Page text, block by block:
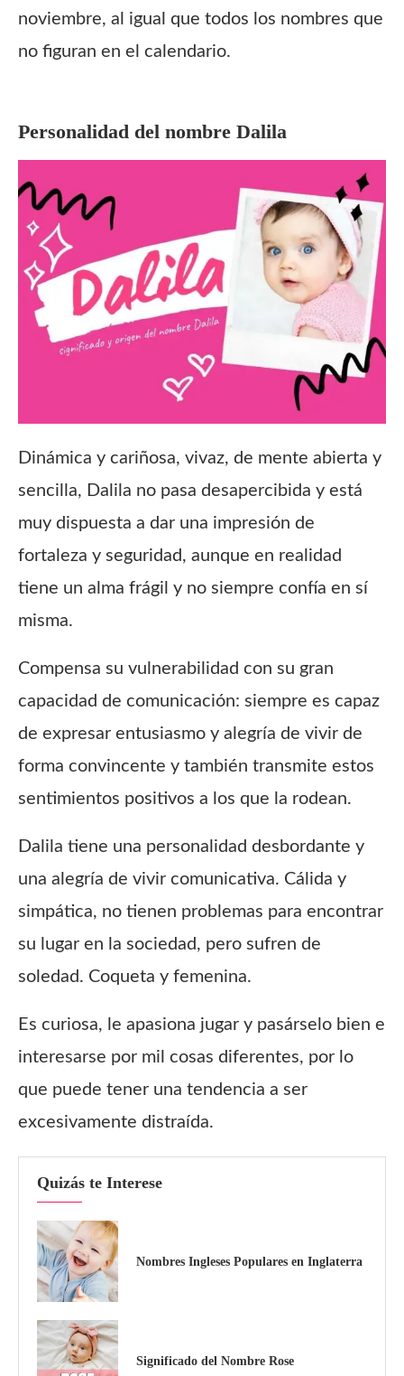
noviembre, al igual que todos los nombres que
no figuran en el calendario.
Personalidad del nombre Dalila
Dinámica y cariñosa, vivaz, de mente abierta y
sencilla, Dalila no pasa desapercibida y está
muy dispuesta a dar una impresión de
fortaleza y seguridad, aunque en realidad
tiene un alma frágil y no siempre confía en sí
misma.
Compensa su vulnerabilidad con su gran
capacidad de comunicación: siempre es capaz
de expresar entusiasmo y alegría de vivir de
forma convincente y también transmite estos
sentimientos positivos a los que la rodean.
Dalila tiene una personalidad desbordante y
una alegría de vivir comunicativa. Cálida y
simpática, no tienen problemas para encontrar
su lugar en la sociedad, pero sufren de
soledad. Coqueta y femenina.
Es curiosa, le apasiona jugar y pasárselo bien e
interesarse por mil cosas diferentes, por lo
que puede tener una tendencia a ser
excesivamente distraída.
Quizás te Interese
Nombres Ingleses Populares en Inglaterra
Significado del Nombre Rose